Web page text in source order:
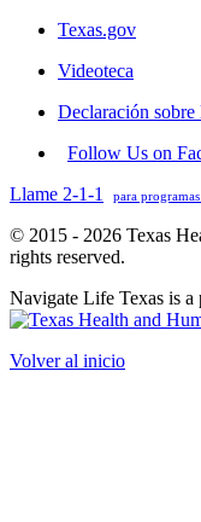
Texas.gov
Videoteca
Declaración
Follow Us on
Llame 2-1-1
para
© 2015 - 2026 Texas
rights reserved.
Navigate Life Texas is a
Volver al inicio